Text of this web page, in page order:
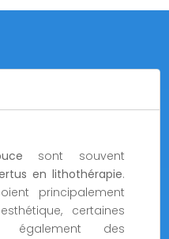
sont souvent
en lithothérapie.
principalement
certaines
également des